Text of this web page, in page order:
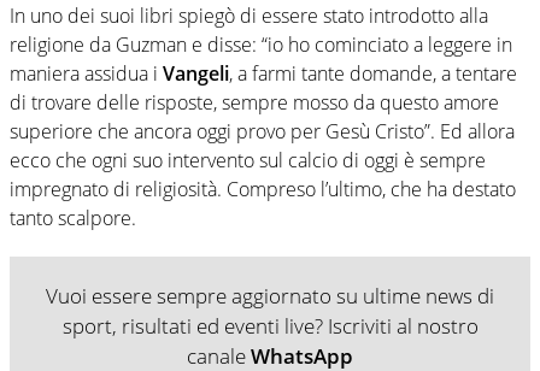
In uno dei suoi libri spiegò di essere stato introdotto alla
religione da Guzman e disse: “io ho cominciato a leggere in
maniera assidua i Vangeli, a farmi tante domande, a tentare
di trovare delle risposte, sempre mosso da questo amore
superiore che ancora oggi provo per Gesù Cristo”. Ed allora
ecco che ogni suo intervento sul calcio di oggi è sempre
impregnato di religiosità. Compreso l’ultimo, che ha destato
tanto scalpore.
Vuoi essere sempre aggiornato su ultime news di
sport, risultati ed eventi live? Iscriviti al nostro
canaleWhatsApp